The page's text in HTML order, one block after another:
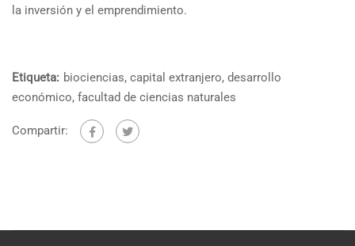
la inversión y el emprendimiento.
Etiqueta: biociencias, capital extranjero, desarrollo
económico, facultad de ciencias naturales
Compartir: